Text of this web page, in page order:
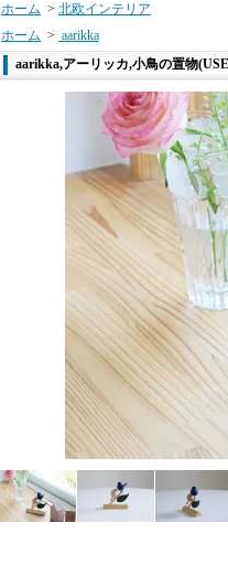
ホーム > 北欧インテリア
ホーム > aarikka
aarikka,アーリッカ,小鳥の置物